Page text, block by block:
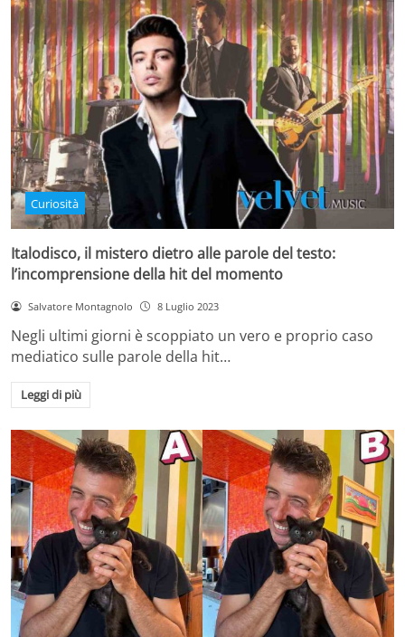
Curiosità
Italodisco, il mistero dietro alle parole del testo:
l’incomprensione della hit del momento
Salvatore Montagnolo 8 Luglio 2023
Negli ultimi giorni è scoppiato un vero e proprio caso
mediatico sulle parole della hit…
Leggi di più